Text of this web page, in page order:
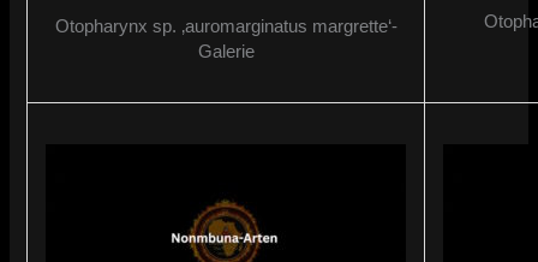
Otopharynx sp. ‚auromarginatus margrette‘-
Galerie